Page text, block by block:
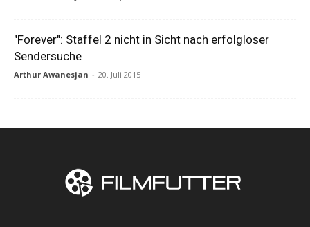
"Forever": Staffel 2 nicht in Sicht nach erfolgloser
Sendersuche
Arthur Awanesjan - 20. Juli 2015